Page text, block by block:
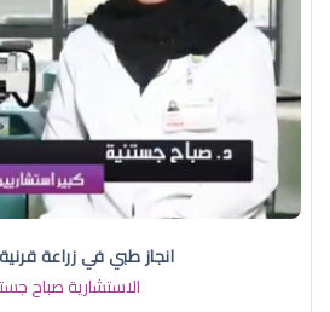
انجاز طبي في زراعة
الاستشارية صباح